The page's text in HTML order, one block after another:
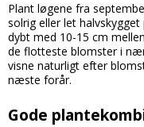
Plant løgene fra
solrig eller let
dybt med 10-15 cm
de flotteste blomster i
visne naturligt efter
næste forår.
Gode